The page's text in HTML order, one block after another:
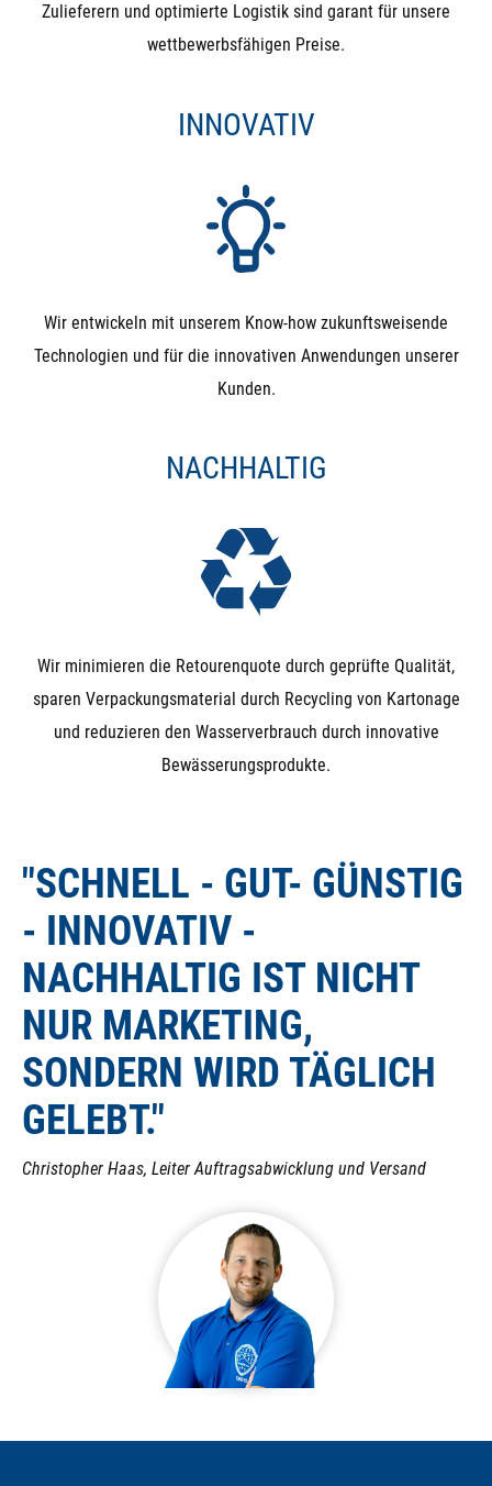
Zulieferern und optimierte Logistik sind garant für unsere
wettbewerbsfähigen Preise.
INNOVATIV
Wir entwickeln mit unserem Know-how zukunftsweisende
Technologien und für die innovativen Anwendungen unserer
Kunden.
NACHHALTIG
Wir minimieren die Retourenquote durch geprüfte Qualität,
sparen Verpackungsmaterial durch Recycling von Kartonage
und reduzieren den Wasserverbrauch durch innovative
Bewässerungsprodukte.
"SCHNELL - GUT- GÜNSTIG
- INNOVATIV -
NACHHALTIG IST NICHT
NUR MARKETING,
SONDERN WIRD TÄGLICH
GELEBT."
Christopher Haas, Leiter Auftragsabwicklung und Versand